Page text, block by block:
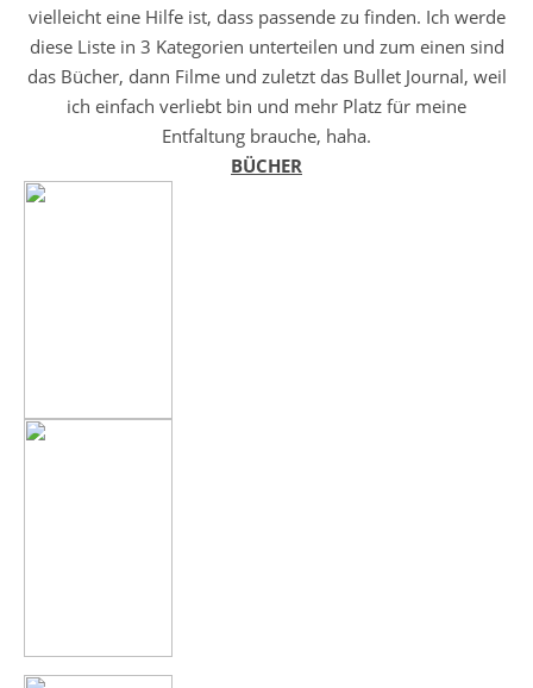
vielleicht eine Hilfe ist, dass passende zu finden. Ich werde
diese Liste in 3 Kategorien unterteilen und zum einen sind
das Bücher, dann Filme und zuletzt das Bullet Journal, weil
ich einfach verliebt bin und mehr Platz für meine
Entfaltung brauche, haha.
BÜCHER